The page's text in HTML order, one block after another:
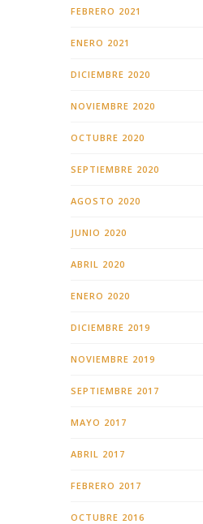
FEBRERO 2021
ENERO 2021
DICIEMBRE 2020
NOVIEMBRE 2020
OCTUBRE 2020
SEPTIEMBRE 2020
AGOSTO 2020
JUNIO 2020
ABRIL 2020
ENERO 2020
DICIEMBRE 2019
NOVIEMBRE 2019
SEPTIEMBRE 2017
MAYO 2017
ABRIL 2017
FEBRERO 2017
OCTUBRE 2016